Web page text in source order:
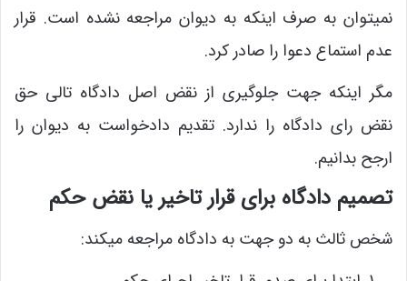
نمیتوان به صرف اینکه به دیوان مراجعه نشده است. قرار
عدم استماع دعوا را صادر کرد.
مگر اینکه جهت جلوگیری از نقض اصل دادگاه تالی حق
نقض رای دادگاه را ندارد. تقدیم دادخواست به دیوان را
ارجح بدانیم.
تصمیم دادگاه برای قرار تاخیر یا نقض حکم
شخص ثالث به دو جهت به دادگاه مراجعه میکند: